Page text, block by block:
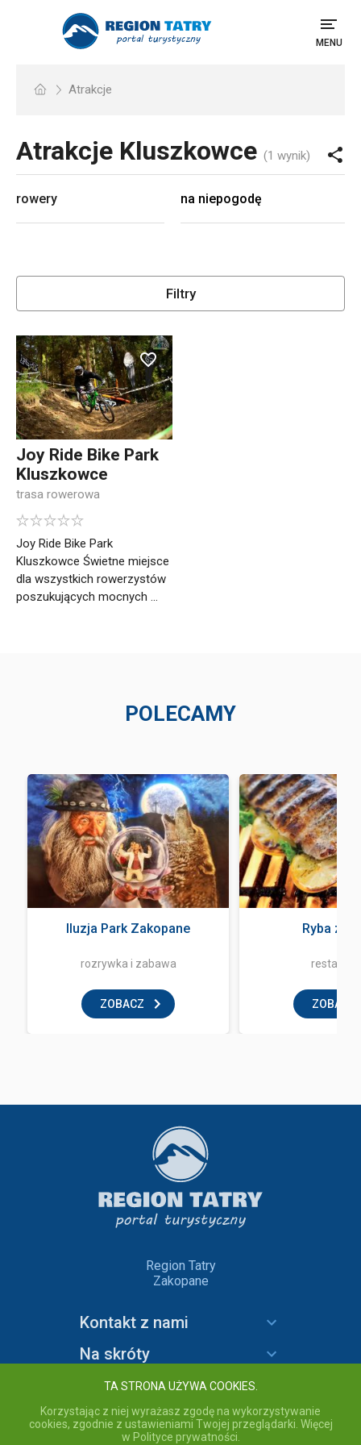
MENU
Atrakcje
Atrakcje Kluszkowce (1 wynik)
rowery na niepogodę
Filtry
Joy Ride Bike Park
Kluszkowce
trasa rowerowa
Joy Ride Bike Park
Kluszkowce Świetne miejsce
dla wszystkich rowerzystów
poszukujących mocnych ...
POLECAMY
Iluzja Park Zakopane
rozrywka i zabawa
ZOBACZ
Ryba z
ZOBACZ
Region Tatry
Zakopane
Kontakt z nami
Na skróty
Informacje
TA STRONA UŻYWA COOKIES.
Korzystając z niej wyrażasz zgodę na wykorzystywanie
cookies, zgodnie z ustawieniami Twojej przeglądarki. Więcej
w Polityce prywatności.